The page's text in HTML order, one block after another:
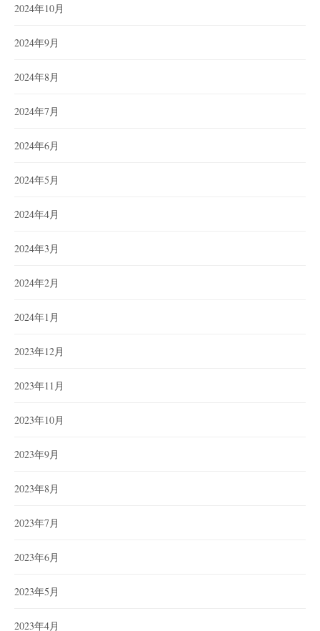
2024年10月
2024年9月
2024年8月
2024年7月
2024年6月
2024年5月
2024年4月
2024年3月
2024年2月
2024年1月
2023年12月
2023年11月
2023年10月
2023年9月
2023年8月
2023年7月
2023年6月
2023年5月
2023年4月